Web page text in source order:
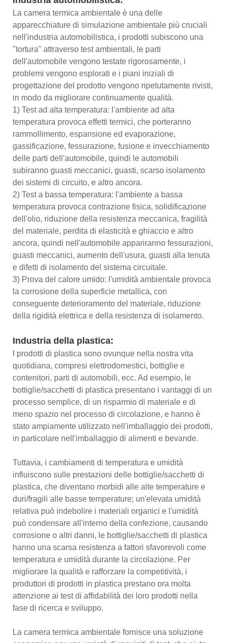
La camera termica ambientale è una delle
apparecchiature di simulazione ambientale più cruciali
nell'industria automobilistica, i prodotti subiscono una
"tortura" attraverso test ambientali, le parti
dell'automobile vengono testate rigorosamente, i
problemi vengono esplorati e i piani iniziali di
progettazione del prodotto vengono ripetutamente rivisti,
in modo da migliorare continuamente qualità.
1) Test ad alta temperatura: l'ambiente ad alta
temperatura provoca effetti termici, che porteranno
rammollimento, espansione ed evaporazione,
gassificazione, fessurazione, fusione e invecchiamento
delle parti dell'automobile, quindi le automobili
subiranno guasti meccanici, guasti, scarso isolamento
dei sistemi di circuito, e altro ancora.
2) Test a bassa temperatura: l'ambiente a bassa
temperatura provoca contrazione fisica, solidificazione
dell'olio, riduzione della resistenza meccanica, fragilità
del materiale, perdita di elasticità e ghiaccio e altro
ancora, quindi nell'automobile appariranno fessurazioni,
guasti meccanici, aumento dell'usura, guasti alla tenuta
e difetti di isolamento del sistema circuitale.
3) Prova del calore umido: l'umidità ambientale provoca
la corrosione della superficie metallica, con
conseguente deterioramento del materiale, riduzione
della rigidità elettrica e della resistenza di isolamento.
Industria della plastica:
I prodotti di plastica sono ovunque nella nostra vita
quotidiana, compresi elettrodomestici, bottiglie e
contenitori, parti di automobili, ecc. Ad esempio, le
bottiglie/sacchetti di plastica presentano i vantaggi di un
processo semplice, di un risparmio di materiale e di
meno spazio nel processo di circolazione, e hanno è
stato ampiamente utilizzato nell'imballaggio dei prodotti,
in particolare nell'imballaggio di alimenti e bevande.
Tuttavia, i cambiamenti di temperatura e umidità
influiscono sulle prestazioni delle bottiglie/sacchetti di
plastica, che diventano morbidi alle alte temperature e
duri/fragili alle basse temperature; un'elevata umidità
relativa può indebolire i materiali organici e l'umidità
può condensare all'interno della confezione, causando
corrosione o altri danni, le bottiglie/sacchetti di plastica
hanno una scarsa resistenza a fattori sfavorevoli come
temperatura e umidità durante la circolazione. Per
migliorare la qualità e rafforzare la competitività, i
produttori di prodotti in plastica prestano ora molta
attenzione ai test di affidabilità dei loro prodotti nella
fase di ricerca e sviluppo.
La camera termica ambientale fornisce una soluzione